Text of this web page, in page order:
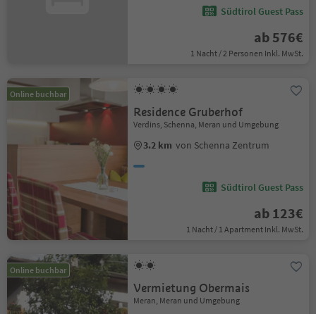
Südtirol Guest Pass
ab 576€
1 Nacht / 2 Personen Inkl. MwSt.
Online buchbar
Residence Gruberhof
Verdins, Schenna, Meran und Umgebung
3.2 km von Schenna Zentrum
Südtirol Guest Pass
ab 123€
1 Nacht / 1 Apartment Inkl. MwSt.
Online buchbar
Vermietung Obermais
Meran, Meran und Umgebung